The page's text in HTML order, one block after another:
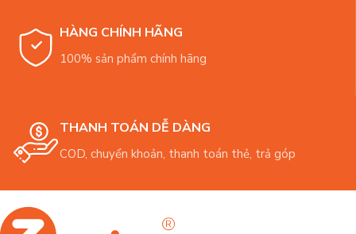
HÀNG CHÍNH HÃNG
100% sản phẩm chính hãng
THANH TOÁN DỄ DÀNG
COD, chuyển khoản, thanh toán thẻ, trả góp